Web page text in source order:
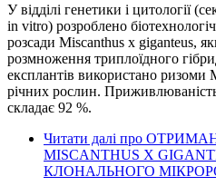
У відділі генетики і цитології
in vitro) розроблено
розсади Miscanthus x giganteus,
розмноження триплоїдного
експлантів використано ризоми
річних рослин. Приживлюваність
складає 92 %.
Читати далі про
MISCANTHUS X
КЛОНАЛЬНОГО